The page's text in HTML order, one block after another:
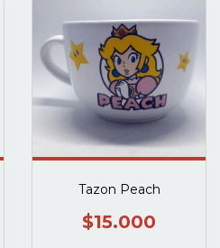
Tazon Peach
$15.000